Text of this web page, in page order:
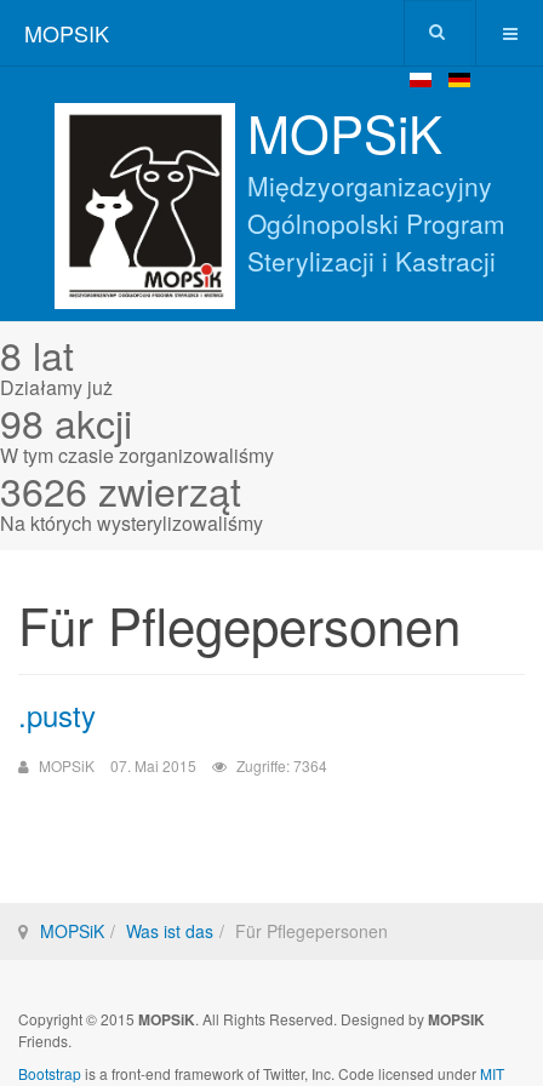
MOPSIK
MOPSiK
Międzyorganizacyjny
Ogólnopolski Program
Sterylizacji i Kastracji
8 lat
Działamy już
98 akcji
W tym czasie zorganizowaliśmy
3626 zwierząt
Na których wysterylizowaliśmy
Für Pflegepersonen
.pusty
MOPSiK 07. Mai 2015 Zugriffe: 7364
MOPSiK Was ist das Für Pflegepersonen
Copyright © 2015 MOPSiK. All Rights Reserved. Designed byMOPSIK
Friends.
Bootstrapis a front-end framework of Twitter, Inc. Code licensed underMIT